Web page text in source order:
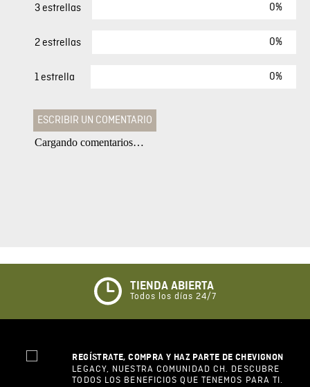
3 estrellas 0%
2 estrellas 0%
1 estrella 0%
ESCRIBIR UN COMENTARIO
Califique el producto de 1 a 5 estrellas
★☆ ☆
Su nombre
Correo electrónico
Cargando comentarios…
TIENDA ABIERTA
Todos los días 24/7
REGÍSTRATE, COMPRA Y HAZ PARTE DE CHEVIGNON
LEGACY, NUESTRA COMUNIDAD CH. DESCUBRE
TODOS LOS BENEFICIOS QUE TENEMOS PARA TI.